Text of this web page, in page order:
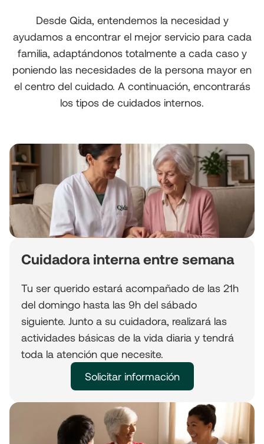
Desde Qida, entendemos la necesidad y
ayudamos a encontrar el mejor servicio para cada
familia, adaptándonos totalmente a cada caso y
poniendo las necesidades de la persona mayor en
el centro del cuidado. A continuación, encontrarás
los tipos de cuidados internos.
Cuidadora interna entre semana
Tu ser querido estará acompañado de las 21h
del domingo hasta las 9h del sábado
siguiente. Junto a su cuidadora, realizará las
actividades básicas de la vida diaria y tendrá
toda la atención que necesite.
Solicitar información